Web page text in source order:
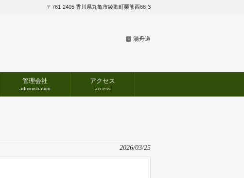
〒761-2405 香川県丸亀市綾歌町栗熊西68-3
湯舟道
管理会社
administration
アクセス
access
2026/03/25